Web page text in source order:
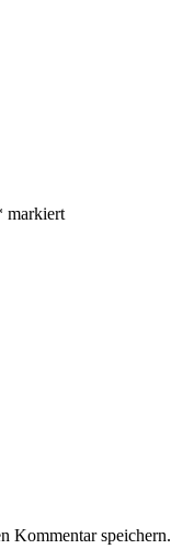
markiert
Kommentar speichern.